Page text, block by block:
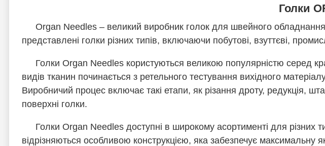
Голки
Organ Needles – великий виробник голок для швейного
представлені голки різних типів, включаючи побутові, взуттєві,
Голки Organ Needles користуються великою популярністю серед
видів тканин починається з ретельного тестування вихідного
Виробничий процес включає такі етапи, як різання дроту, редукція,
поверхні голки.
Голки Organ Needles доступні в широкому асортименті для
відрізняються особливою конструкцією, яка забезпечує